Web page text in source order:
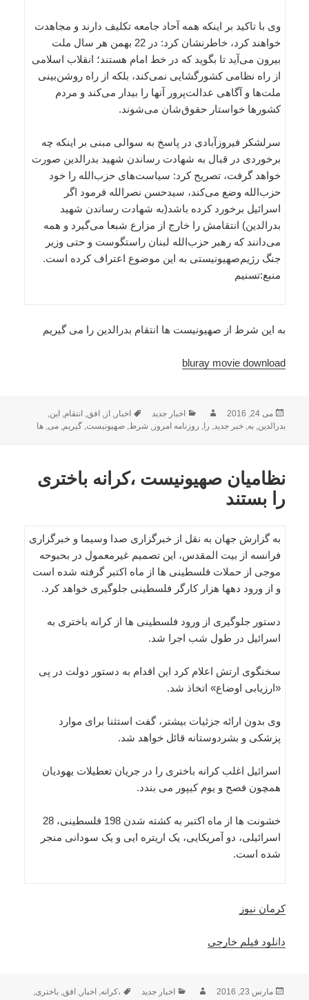
وی با تاکید بر اینکه همه آحاد جامعه تکلیف دارند و مجاهدت
خواهند کرد، خاطرنشان کرد: در 22 بهمن هر سال ملت
بیرون می‌آید تا بگوید که در خط امام هستند؛ انقلاب اسلامی
از راه نظامی کشورگشایی نمی‌کند، بلکه از راه روشن‌بینی
ملت‌ها و آگاهی عدالت‌پرور آنها را بیدار می‌کند و مردم
کشورها خواستار حقوق‌شان می‌شوند.
سرلشکر فیروزآبادی در پاسخ به سوالی مبنی بر اینکه چه
برخوردی در قبال به شهادت رساندن شهید بدرالدین صورت
خواهد گرفت، تصریح کرد: سیاست‌های حزب‌الله را خود
حزب‌الله وضع می‌کند، سیدحسن نصرالله فرمود اگر
اسرائیل برخورد کرده باشد(به شهادت رساندن شهید
بدرالدین) انتقامش را خارج از مزارع شبعا می‌گیرد و همه
می‌دانند که رهبر حزب‌الله لبنان راستگوست و حتی وزیر
جنگ رژیم‌صهیونیستی به این موضوع اعتراف کرده است.
منبع:تسنیم
به این شرط از صهیونیست ها انتقام بدرالدین را می گیریم
bluray movie download
ارسال
شده
می 24, 2016 نویسندهدسته‌ها
اخبار جدید برچسب‌ها
اخبار, از, افق, انتقام, این,
بدرالدین,به,خبر جدید, را, روزنامه امروز, شرط,صهیونیست,گیریم,می,ها
نظامیان صهیونیست ،کرانه باختری
را بستند
به گزارش جهان به نقل از خبرگزاری صدا وسیما و خبرگزاری
فرانسه از بیت المقدس، این تصمیم غیرمعمول در بحبوحه
موجی از حملات فلسطینی ها از ماه اکتبر گرفته شده است
و از ورود دهها هزار کارگر فلسطینی جلوگیری خواهد کرد.
دستور جلوگیری از ورود فلسطینی ها از کرانه باختری به
اسرائیل در طول شب اجرا شد.
سخنگوی ارتش اعلام کرد این اقدام به دستور دولت در پی
«ارزیابی اوضاع» اتخاذ شد.
وی بدون ارائه جزئیات بیشتر، گفت استثنا برای موارد
پزشکی و بشردوستانه قائل خواهد شد.
اسرائیل اغلب کرانه باختری را در جریان تعطیلات یهودیان
همچون فصح و یوم کیپور می بندد.
خشونت ها از ماه اکتبر به کشته شدن 198 فلسطینی، 28
اسرائیلی، دو آمریکایی، یک اریتره ایی و یک سودانی منجر
شده است.
کرمان نیوز
دانلود فیلم خارجی
ارسال
مارس 23, 2016 نویسندهدسته‌ها
اخبار جدید برچسب‌ها
،کرانه, اخبار, افق,باختری,